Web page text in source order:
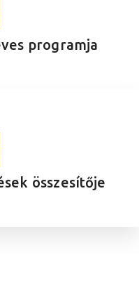
programja
összesítője